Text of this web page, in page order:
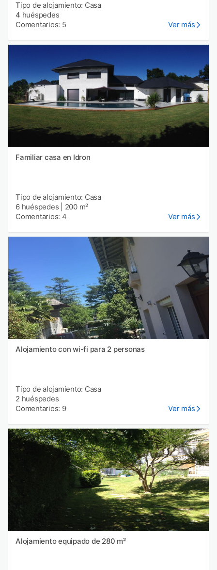
Tipo de alojamiento: Casa
4 huéspedes
Comentarios: 5
Ver más
Familiar casa en Idron
Tipo de alojamiento: Casa
6 huéspedes
200 m²
Comentarios: 4
Ver más
Alojamiento con wi-fi para 2 personas
Tipo de alojamiento: Casa
2 huéspedes
Comentarios: 9
Ver más
Alojamiento equipado de 280 m²